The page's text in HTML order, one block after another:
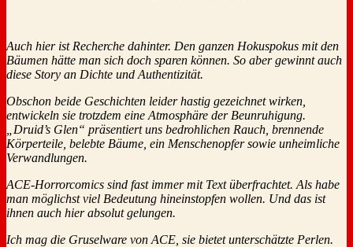
Auch hier ist Recherche dahinter. Den ganzen Hokuspokus mit den
Bäumen hätte man sich doch sparen können. So aber gewinnt auch
diese Story an Dichte und Authentizität.
Obschon beide Geschichten leider hastig gezeichnet wirken,
entwickeln sie trotzdem eine Atmosphäre der Beunruhigung.
„Druid’s Glen“ präsentiert uns bedrohlichen Rauch, brennende
Körperteile, belebte Bäume, ein Menschenopfer sowie unheimliche
Verwandlungen.
ACE-Horrorcomics sind fast immer mit Text überfrachtet. Als habe
man möglichst viel Bedeutung hineinstopfen wollen. Und das ist
ihnen auch hier absolut gelungen.
Ich mag die Gruselware von ACE, sie bietet unterschätzte Perlen.